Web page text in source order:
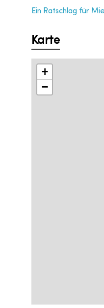
Ein Ratschlag für
Karte
+
−